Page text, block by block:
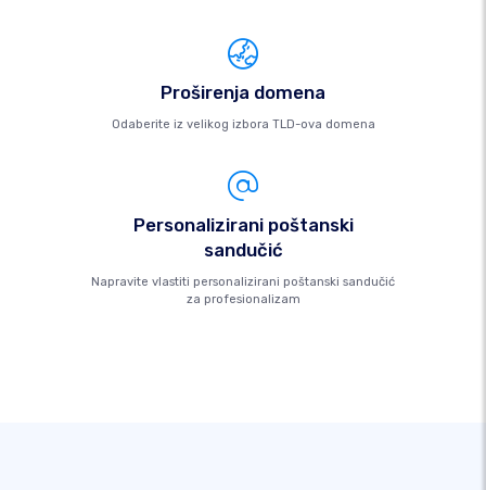
Proširenja domena
Odaberite iz velikog izbora TLD-ova domena
Personalizirani poštanski
sandučić
Napravite vlastiti personalizirani poštanski sandučić
za profesionalizam